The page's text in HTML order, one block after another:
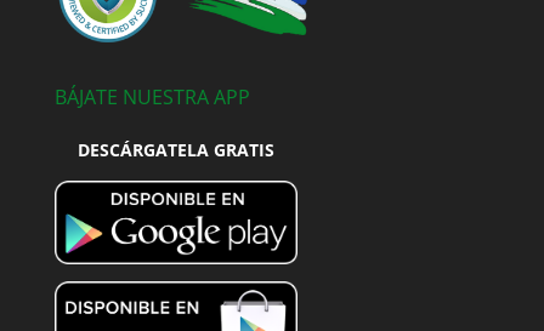
BÁJATE NUESTRA APP
DESCÁRGATELA GRATIS